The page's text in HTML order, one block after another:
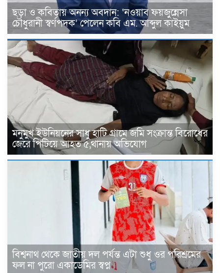
ছড়া ও কবিতায় অনন্য অবদান: ‘নওয়াব ফয়জুন্নেসা
চৌধুরানী স্বর্ণপদক’ পেলেন কবি এম. আব্দুল কাইয়ুম
মনুমুখ ইউনিয়নের সাধু হাটি গ্রামে জমি সংক্রান্ত বিরোধের
জেরে পিটিয়ে আহত ৫,থানায় অভিযোগ
বিশ্বনাথ থেকে জাতীয় দল পর্যন্ত এটা শুধু ওর পরিশ্রমের
ফল না পুরো একাডেমির স্বপ্ন